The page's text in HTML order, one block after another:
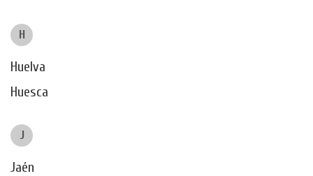
H
Huelva
Huesca
J
Jaén